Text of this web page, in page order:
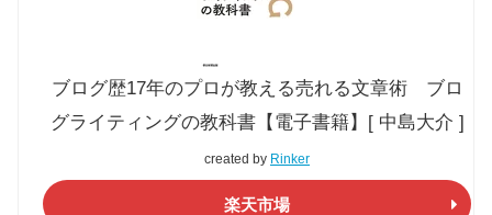
ブログ歴17年のプロが教える売れる文章術 ブロ
グライティングの教科書【電子書籍】[ 中島大介 ]
created by Rinker
楽天市場